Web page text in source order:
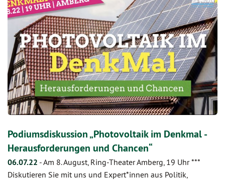
Podiumsdiskussion „Photovoltaik im Denkmal -
Herausforderungen und Chancen“
06.07.22 -Am 8. August, Ring-Theater Amberg, 19 Uhr ***
Diskutieren Sie mit uns und Expert*innen aus Politik,